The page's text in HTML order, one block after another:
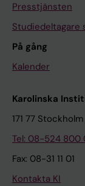
Presstjänsten
Studiedeltagare
På gång
Kalender
Karolinska
171 77 Stockholm
Tel: 08-524 800
Fax: 08-31 11 01
Kontakta KI